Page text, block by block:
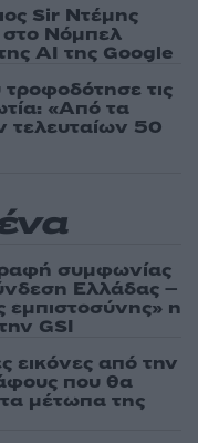
Sir Ντέμης
Νόμπελ
AI της Google
τις
«Από τα
τελευταίων 50
συμφωνίας
Ελλάδας –
η
GSI
εικόνες από την
που θα
μέτωπα της